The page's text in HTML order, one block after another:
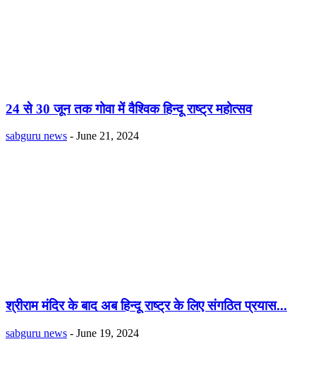
24 से 30 जून तक गोवा में वैश्विक हिन्दू राष्ट्र महोत्सव
sabguru news - June 21, 2024
श्रीराम मंदिर के बाद अब हिन्दू राष्ट्र के लिए संगठित प्रयास...
sabguru news - June 19, 2024